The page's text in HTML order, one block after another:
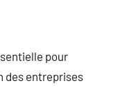
pour
des entreprises